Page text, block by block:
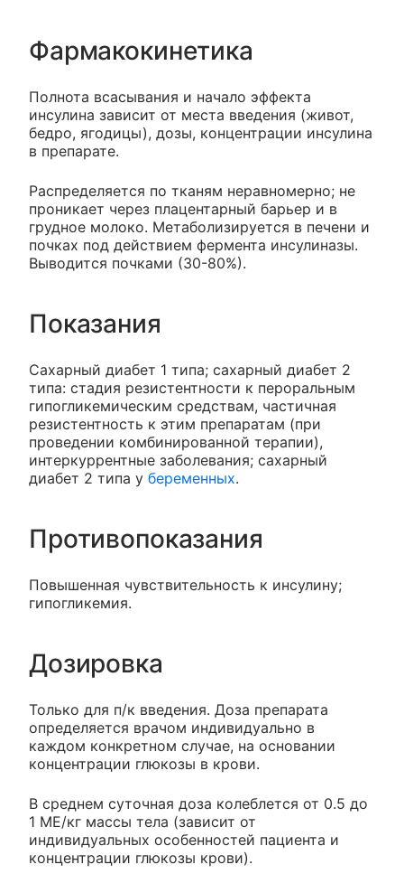
Фармакокинетика
Полнота всасывания и начало эффекта
инсулина зависит от места введения (живот,
бедро, ягодицы), дозы, концентрации инсулина
в препарате.
Распределяется по тканям неравномерно; не
проникает через плацентарный барьер и в
грудное молоко. Метаболизируется в печени и
почках под действием фермента инсулиназы.
Выводится почками (30-80%).
Показания
Сахарный диабет 1 типа; сахарный диабет 2
типа: стадия резистентности к пероральным
гипогликемическим средствам, частичная
резистентность к этим препаратам (при
проведении комбинированной терапии),
интеркуррентные заболевания; сахарный
диабет 2 типа у беременных.
Противопоказания
Повышенная чувствительность к инсулину;
гипогликемия.
Дозировка
Только для п/к введения. Доза препарата
определяется врачом индивидуально в
каждом конкретном случае, на основании
концентрации глюкозы в крови.
В среднем суточная доза колеблется от 0.5 до
1 МЕ/кг массы тела (зависит от
индивидуальных особенностей пациента и
концентрации глюкозы крови).